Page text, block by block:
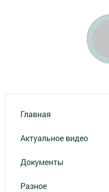
Главная
Актуальное видео
Документы
Разное